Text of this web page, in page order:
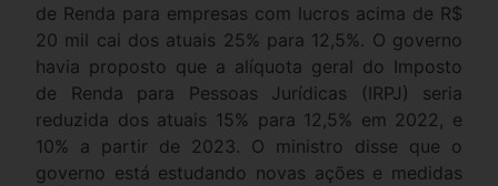
de Renda para empresas com lucros acima de R$
20 mil cai dos atuais 25% para 12,5%. O governo
havia proposto que a alíquota geral do Imposto
de Renda para Pessoas Jurídicas (IRPJ) seria
reduzida dos atuais 15% para 12,5% em 2022, e
10% a partir de 2023. O ministro disse que o
governo está estudando novas ações e medidas